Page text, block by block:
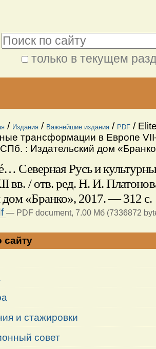
только в текущем
/ Издания / Важнейшие издания / PDF /
трансформации в Европе
: Издательский дом
Северная Русь и
вв. / отв. ред. Н. И.
дом «Бранко», 2017. — 312 с.
— PDF document, 7.00 Мб (7336872
сайту
и стажировки
совет